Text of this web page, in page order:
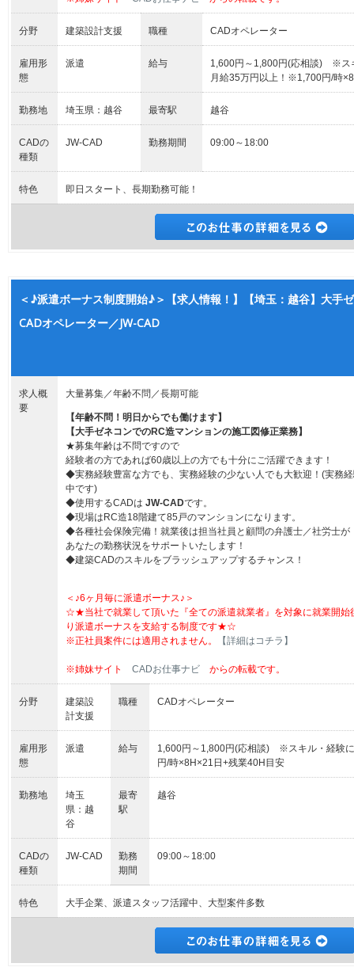
分野 建築設計支援 職種 CADオペレーター
雇用形
態
派遣 給与
1,600円～1,800円(応相談) ※ス
月給35万円以上！※1,700円/時
勤務地 埼玉県：越谷 最寄駅 越谷
CADの
種類
JW-CAD 勤務期間 09:00～18:00
特色 即日スタート、長期勤務可能！
＜♪派遣ボーナス制度開始♪＞【求人情報！】【埼玉：越谷】大手
CADオペレーター／JW-CAD
求人概
要
大量募集／年齢不問／長期可能
【年齢不問！明日からでも働けます】
【大手ゼネコンでのRC造マンションの施工図修正業務】
★募集年齢は不問ですので
経験者の方であれば60歳以上の方でも十分にご活躍できます！
◆実務経験豊富な方でも、実務経験の少ない人でも大歓迎！ (実務
中です)
◆使用するCADは JW-CADです。
◆現場は RC造18階建て85 戸のマンションになります。
◆各種社会保険完備！就業後は担当社員と顧問の弁護士／社労士が
あなたの勤務状況をサポートいたします！
◆建築CADのスキルをブラッシュアップするチャンス！
＜♪6ヶ月毎に派遣ボーナス♪＞
☆★当社で就業して頂いた『全ての派遣就業者』を対象に就業開始
り派遣ボーナスを支給する制度です★☆
※正社員案件には適用されません。
【詳細はコチラ】
※姉妹サイト CADお仕事ナビ からの転載です。
分野
建築設
計支援
職種 CADオペレーター
雇用形
態
派遣 給与
1,600円～1,800円(応相談) ※スキル・経験
円/時×8H×21日+残業40H目安
勤務地
埼玉
県：越
谷
最寄
駅
越谷
CADの
種類
JW-CAD
勤務
期間
09:00～18:00
特色 大手企業、派遣スタッフ活躍中、大型案件多数